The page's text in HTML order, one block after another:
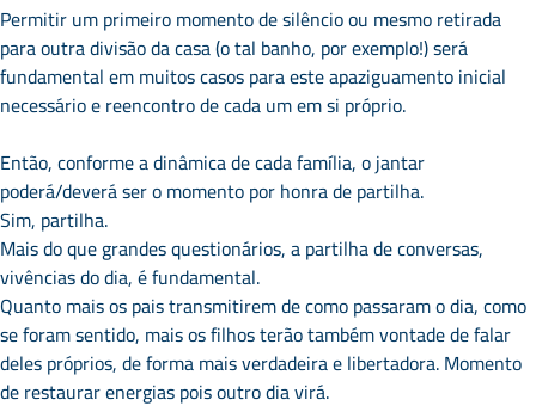
Permitir um primeiro momento de silêncio ou mesmo retirada
para outra divisão da casa (o tal banho, por exemplo!) será
fundamental em muitos casos para este apaziguamento inicial
necessário e reencontro de cada um em si próprio.
Então, conforme a dinâmica de cada família, o jantar
poderá/deverá ser o momento por honra de partilha.
Sim, partilha.
Mais do que grandes questionários, a partilha de conversas,
vivências do dia, é fundamental.
Quanto mais os pais transmitirem de como passaram o dia, como
se foram sentido, mais os filhos terão também vontade de falar
deles próprios, de forma mais verdadeira e libertadora. Momento
de restaurar energias pois outro dia virá.